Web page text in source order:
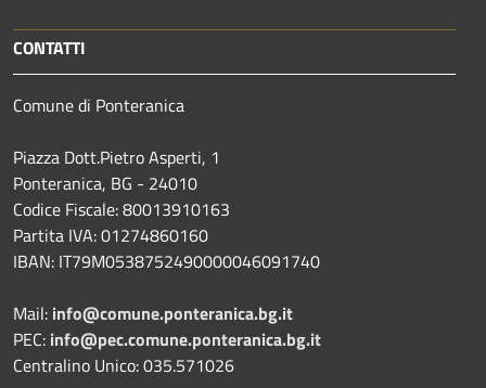
CONTATTI
Comune di Ponteranica
Piazza Dott.Pietro Asperti, 1
Ponteranica, BG - 24010
Codice Fiscale: 80013910163
Partita IVA: 01274860160
IBAN: IT79M0538752490000046091740
Mail: info@comune.ponteranica.bg.it
PEC: info@pec.comune.ponteranica.bg.it
Centralino Unico: 035.571026